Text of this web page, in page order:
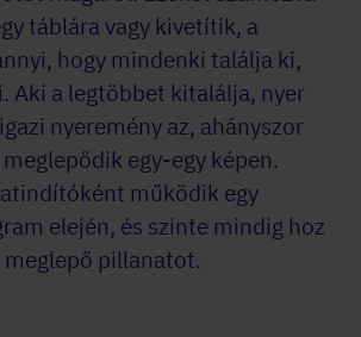
táblára vagy kivetítik, a
hogy mindenki találja ki,
Aki a legtöbbet kitalálja, nyer
nyeremény az, ahányszor
egy-egy képen.
működik egy
elején, és szinte mindig hoz
meglepő pillanatot.